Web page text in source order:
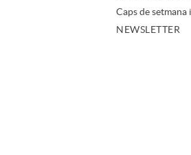
Caps de
NEWSLETTER